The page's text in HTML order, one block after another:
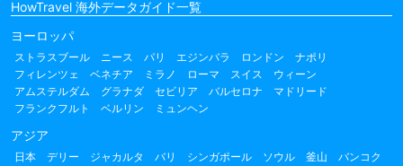
HowTravel 海外データガイド一覧
ヨーロッパ
ストラスブール ニース パリ エジンバラ ロンドン
ナポリ
フィレンツェ
ベネチア ミラノ ローマ スイス
ウィーン
アムステルダム
グラナダ セビリア バルセロナ
マドリード
フランクフルト
ベルリン ミュンヘン
アジア
日本 デリー ジャカルタ バリ シンガポール ソウル 釜山
バンコク